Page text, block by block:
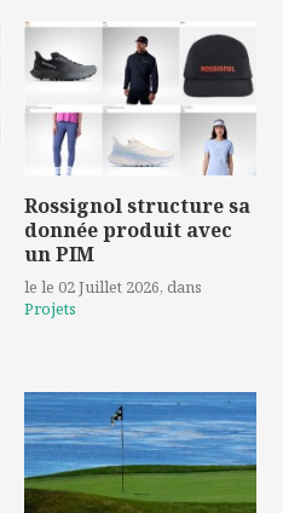
Rossignol structure sa
donnée produit avec
un PIM
le le 02 Juillet 2026, dans
Projets